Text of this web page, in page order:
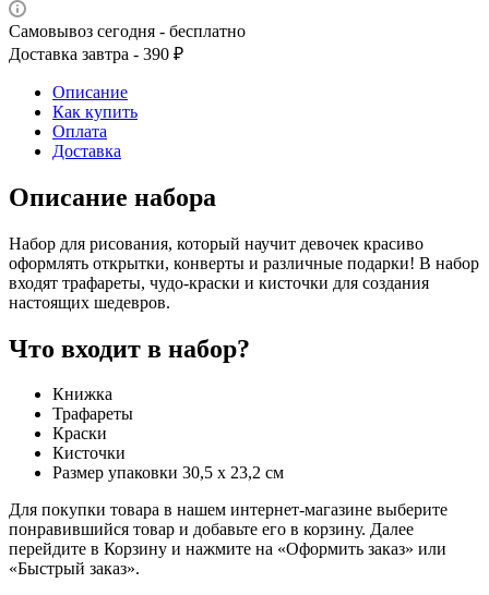
Самовывоз сегодня - бесплатно
Доставка завтра - 390 ₽
Описание
Как купить
Оплата
Доставка
Описание набора
Набор для рисования, который научит девочек красиво
оформлять открытки, конверты и различные подарки! В набор
входят трафареты, чудо-краски и кисточки для создания
настоящих шедевров.
Что входит в набор?
Книжка
Трафареты
Краски
Кисточки
Размер упаковки 30,5 х 23,2 см
Для покупки товара в нашем интернет-магазине выберите
понравившийся товар и добавьте его в корзину. Далее
перейдите в Корзину и нажмите на «Оформить заказ» или
«Быстрый заказ».